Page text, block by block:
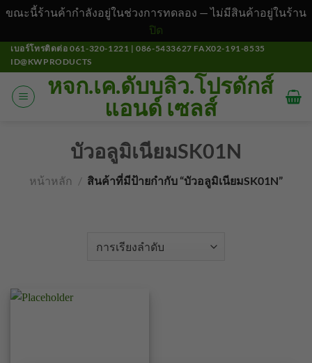
ขณะนี้ร้านค้ากำลังอยู่ในช่วงการทดลอง — ไม่มีสินค้าอยู่ในร้าน
ปิด
ข้าม
ไป
เนื้อหา
เบอร์โทรติดต่อ 061-320-1221 | 086-5433627 FAX02-191-8535
ID@KWPRODUCTS
หจก.เค.ดับบลิว.โปรดักส์
แอนด์ เซลส์
บัวอลูมิเนียมSK01N
หน้าหลัก / สินค้าที่มีป้ายกำกับ “บัวอลูมิเนียมSK01N”